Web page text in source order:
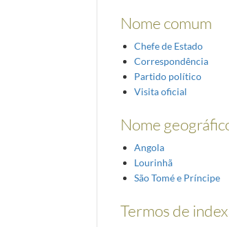
Nome comum
Chefe de Estado
Correspondência
Partido político
Visita oficial
Nome
Angola
Lourinhã
São Tomé e Príncipe
Termos de